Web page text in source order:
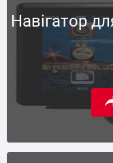
Навігатор